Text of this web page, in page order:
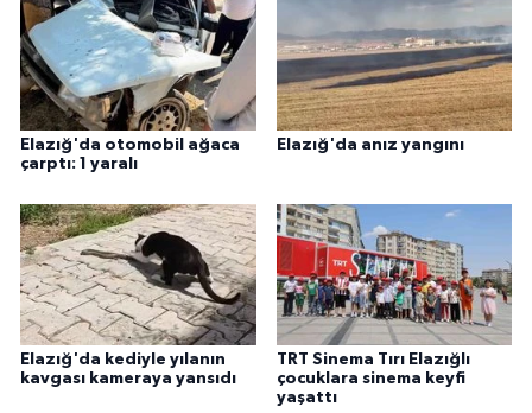
Elazığ'da otomobil ağaca
çarptı: 1 yaralı
Elazığ'da anız yangını
Elazığ'da kediyle yılanın
kavgası kameraya yansıdı
TRT Sinema Tırı Elazığlı
çocuklara sinema keyfi
yaşattı